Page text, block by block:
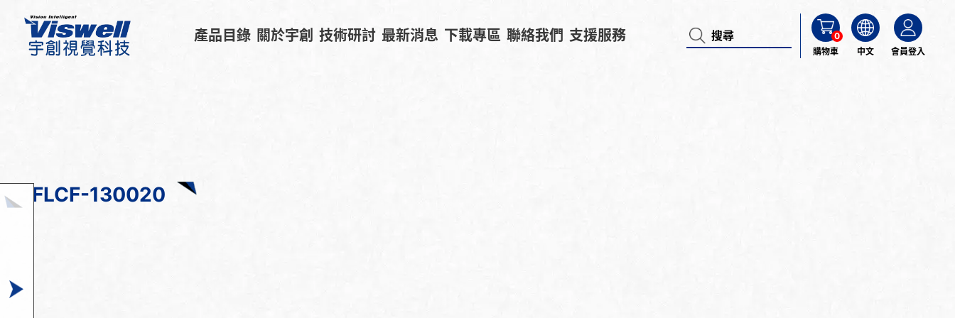
產品目錄 關於宇創 技術研討 最新消息 下載專區 聯絡我們 支援服務
0
購物車
中文 會員登入
FLCF-130020